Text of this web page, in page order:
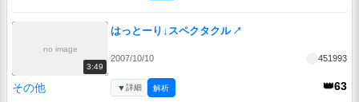
no image
3:49
はっとーり↓スペクタクル ↗
2007/10/10 451993
その他 👑63
▼詳細 解析